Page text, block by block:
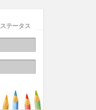
ステータス